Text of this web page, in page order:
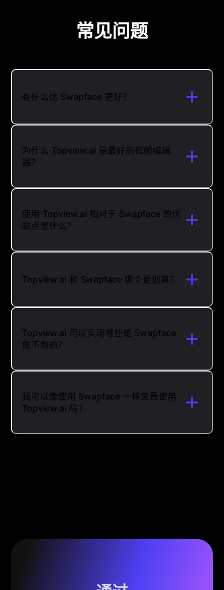
常见问题
有什么比 Swapface 更好？
为什么 Topview.ai 是最好的视频编辑
器？
使用 Topview.ai 相对于 Swapface 的优
缺点是什么？
Topview.ai 和 Swapface 哪个更划算？
Topview.ai 可以实现哪些是 Swapface
做不到的？
我可以像使用 Swapface 一样免费使用
Topview.ai 吗？